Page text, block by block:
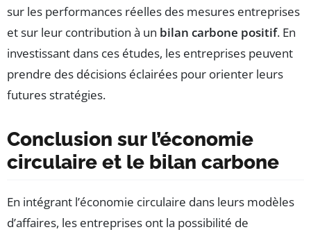
sur les performances réelles des mesures entreprises
et sur leur contribution à un bilan carbone positif. En
investissant dans ces études, les entreprises peuvent
prendre des décisions éclairées pour orienter leurs
futures stratégies.
Conclusion sur l’économie
circulaire et le bilan carbone
En intégrant l’économie circulaire dans leurs modèles
d’affaires, les entreprises ont la possibilité de